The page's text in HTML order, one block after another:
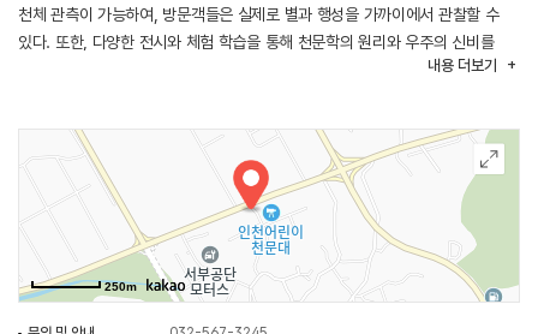
천체 관측이 가능하여, 방문객들은 실제로 별과 행성을 가까이에서 관찰할 수
있다. 또한, 다양한 전시와 체험 학습을 통해 천문학의 원리와 우주의 신비를
쉽게 이해할 수 있도록 돕는다. 인천어린이천문대는 어린이들뿐만 아니라 가족
특별한 경험을 선사한다. 이곳은 과학 교육의 장으로서, 미래의 과학자를 꿈꾸는
아이들에게 큰 영감을 준다.
내용 더보기
250m